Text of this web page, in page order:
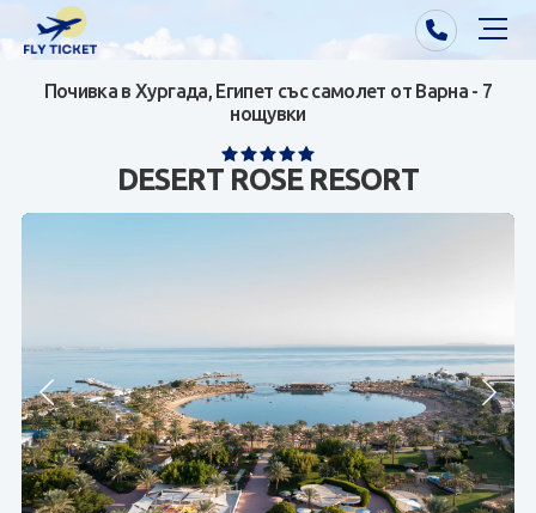
Почивки от Варна
Почивки от София/Пловдив/Бургас
Контакти
За нас
Почивка в Хургада, Египет със самолет от Варна - 7
нощувки
DESERT ROSE RESORT